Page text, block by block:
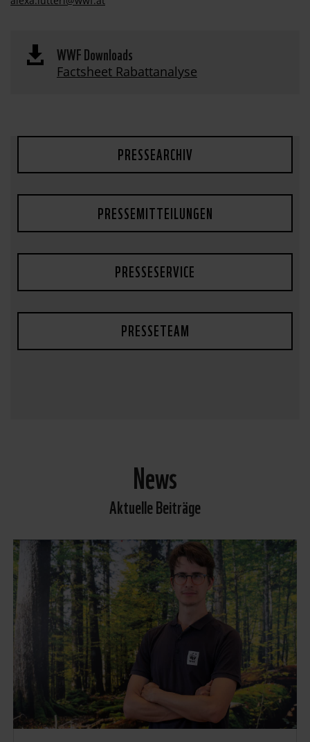
 WWF Downloads
Factsheet Rabattanalyse
PRESSEARCHIV
PRESSEMITTEILUNGEN
PRESSESERVICE
PRESSETEAM
News
Aktuelle Beiträge